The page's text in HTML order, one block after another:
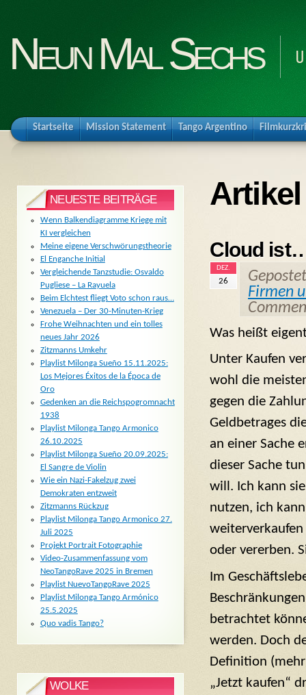
Neun Mal Sechs
Startseite Mission Statement Tango Argentino
Cloud
DEZ.
26
Firmen
Was heißt
Unter Kaufen
wohl die
gegen die
Geldbetrages
an einer Sache
dieser Sache
will. Ich kann
nutzen, ich
oder vererben.
Im
betrachtet
werden. Doch
Definition
„Jetzt kaufen“
NEUESTE BEITRÄGE
Wenn Balkendiagramme Kriege mit
KI vergleichen
Meine eigene Verschwörungstheorie
El Enganche Initial
Vergleichende Tanzstudie: Osvaldo
Pugliese – La Rayuela
Beim Elchtest fliegt Voto schon raus…
Venezuela – Der 30-Minuten-Krieg
Frohe Weihnachten und ein tolles
neues Jahr 2026
Zitzmanns Umkehr
Playlist Milonga Sueño 15.11.2025:
Los Mejores Éxitos de la Época de
Oro
Gedenken an die Reichspogromnacht
1938
Playlist Milonga Tango Armonico
26.10.2025
Playlist Milonga Sueño 20.09.2025:
El Sangre de Violin
Wie ein Nazi-Fakelzug zwei
Demokraten entzweit
Zitzmanns Rückzug
Playlist Milonga Tango Armonico 27.
Juli 2025
Projekt Portrait Fotographie
Video-Zusammenfassung vom
NeoTangoRave 2025 in Bremen
Playlist NuevoTangoRave 2025
Playlist Milonga Tango Armónico
25.5.2025
Quo vadis Tango?
WOLKE